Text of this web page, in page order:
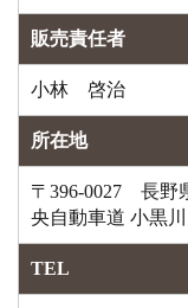
販売責任者
小林 啓治
所在地
〒396-0027 長野
央自動車道 小黒
TEL